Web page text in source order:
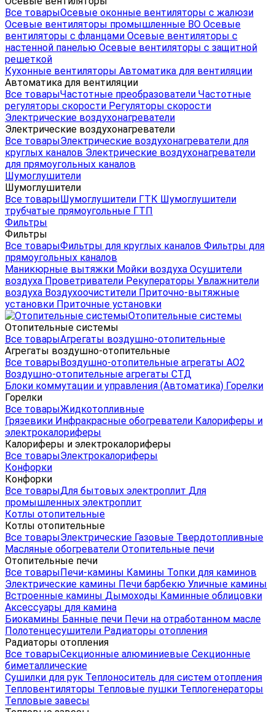
Все товарыОсевые оконные вентиляторы с жалюзи
Осевые вентиляторы промышленные ВО Осевые
вентиляторы с фланцами Осевые вентиляторы с
настенной панелью Осевые вентиляторы с защитной
решеткой
Кухонные вентиляторы Автоматика для вентиляции
Автоматика для вентиляции
Все товарыЧастотные преобразователи Частотные
регуляторы скорости Регуляторы скорости
Электрические воздухонагреватели
Электрические воздухонагреватели
Все товарыЭлектрические воздухонагреватели для
круглых каналов Электрические воздухонагреватели
для прямоугольных каналов
Шумоглушители
Шумоглушители
Все товарыШумоглушители ГТК Шумоглушители
трубчатые прямоугольные ГТП
Фильтры
Фильтры
Все товарыФильтры для круглых каналов Фильтры для
прямоугольных каналов
Маникюрные вытяжки Мойки воздуха Осушители
воздуха Проветриватели Рекуператоры Увлажнители
воздуха Воздухоочистители Приточно-вытяжные
установки Приточные установки
Отопительные системы
Отопительные системы
Все товарыАгрегаты воздушно-отопительные
Агрегаты воздушно-отопительные
Все товарыВоздушно-отопительные агрегаты АО2
Воздушно-отопительные агрегаты СТД
Блоки коммутации и управления (Автоматика) Горелки
Горелки
Все товарыЖидкотопливные
Грязевики Инфракрасные обогреватели Калориферы и
электрокалориферы
Калориферы и электрокалориферы
Все товарыЭлектрокалориферы
Конфорки
Конфорки
Все товарыДля бытовых электроплит Для
промышленных электроплит
Котлы отопительные
Котлы отопительные
Все товарыЭлектрические Газовые Твердотопливные
Масляные обогреватели Отопительные печи
Отопительные печи
Все товарыПечи-камины Камины Топки для каминов
Электрические камины Печи барбекю Уличные камины
Встроенные камины Дымоходы Каминные облицовки
Аксессуары для камина
Биокамины Банные печи Печи на отработанном масле
Полотенцесушители Радиаторы отопления
Радиаторы отопления
Все товарыСекционные алюминиевые Секционные
биметаллические
Сушилки для рук Теплоноситель для систем отопления
Тепловентиляторы Тепловые пушки Теплогенераторы
Тепловые завесы